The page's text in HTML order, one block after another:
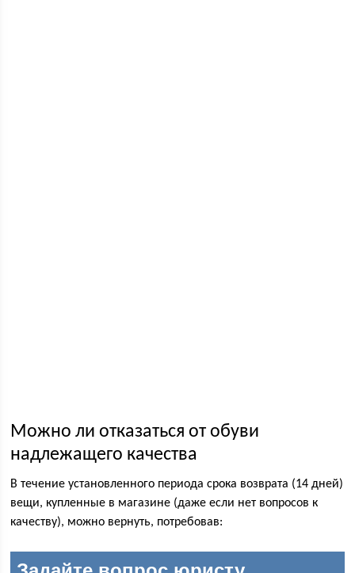
Можно ли отказаться от обуви
надлежащего качества
В течение установленного периода срока возврата (14 дней)
вещи, купленные в магазине (даже если нет вопросов к
качеству), можно вернуть, потребовав: